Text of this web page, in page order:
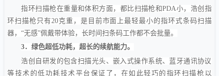
指环扫描枪在重量和体积方面，都比扫描枪和PDA小，浩创指
环扫描枪只有 20克重，是目前市面上最轻最小的指环式条码扫描
器，“无感”佩戴带体验，长时间扫条码工作都不会批量。
3．绿色超低功耗，超长的续航能力。
浩创自研发的包含扫描光头、嵌入式操作系统、蓝牙通讯协议
等技术的低功耗技术平台保证了，在如此轻巧的指环扫描枪以